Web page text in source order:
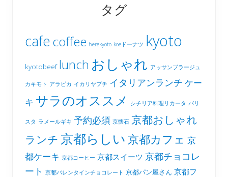
タグ
cafe coffee herekyoto koeドーナツ kyoto
kyotobeef lunch おしゃれ アッサンブラージュ
カキモト アラビカ イカリヤプチ イタリアンランチ ケー
キ サラのオススメ シチリア料理リカータ バリ
スタ ラメールギキ 予約必須 京懐石 京都おしゃれ
ランチ 京都らしい 京都カフェ 京
都ケーキ 京都コーヒー 京都スイーツ 京都チョコレ
ート 京都バレンタインチョコレート 京都パン屋さん 京都フ